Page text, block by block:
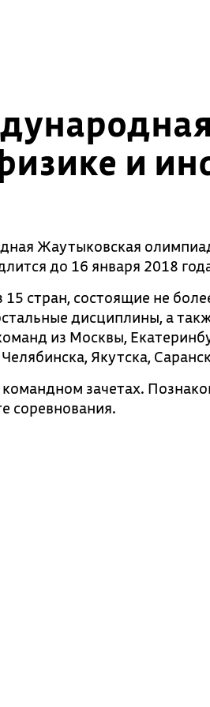
и
Жаутыковская
до 16 января 2018
стран, состоящие не
дисциплины, а
из Москвы,
Якутска,
зачетах.
соревнования.